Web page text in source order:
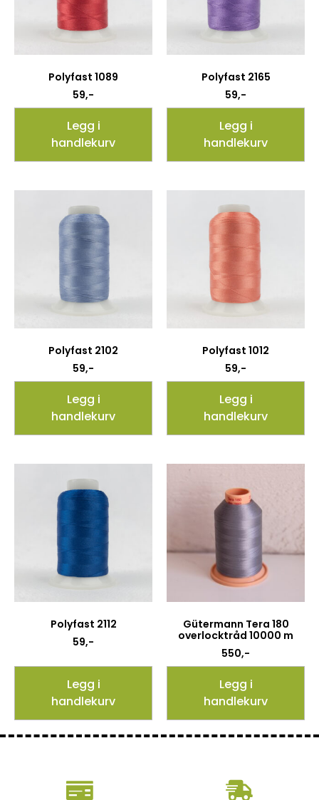
Polyfast 1089
59,-
Legg i
handlekurv
Polyfast 2165
59,-
Legg i
handlekurv
Polyfast 2102
59,-
Legg i
handlekurv
Polyfast 1012
59,-
Legg i
handlekurv
Polyfast 2112
59,-
Legg i
handlekurv
Gütermann Tera 180
overlocktråd 10000 m
550,-
Legg i
handlekurv